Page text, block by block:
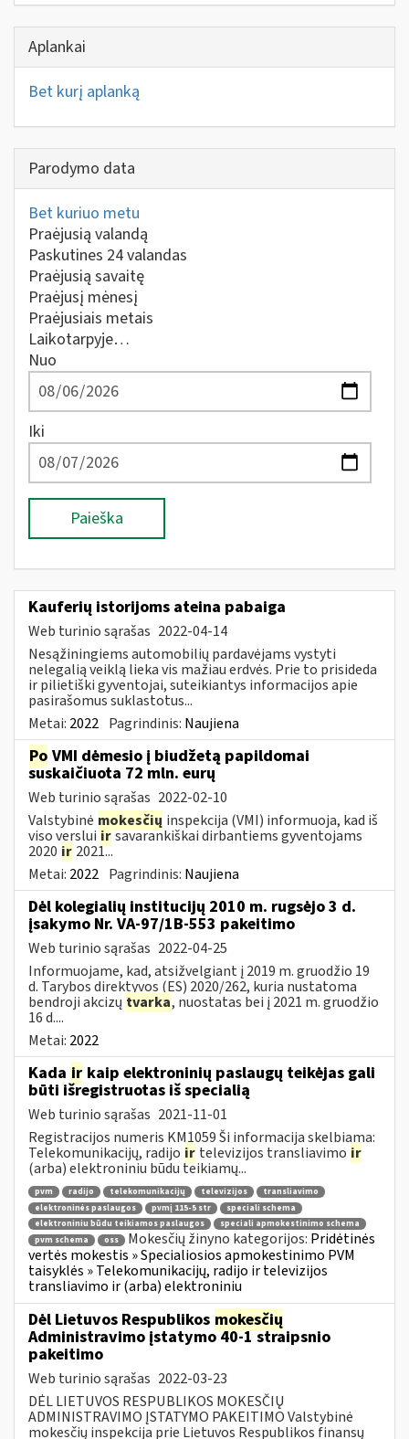
Aplankai
Bet kurį aplanką
Parodymo data
Bet kuriuo metu
Praėjusią valandą
Paskutines 24 valandas
Praėjusią savaitę
Praėjusį mėnesį
Praėjusiais metais
Laikotarpyje…
Nuo
Iki
Paieška
Kauferių istorijoms ateina pabaiga
Web turinio sąrašas 2022-04-14
Nesąžiningiems automobilių pardavėjams vystyti
nelegalią veiklą lieka vis mažiau erdvės. Prie to prisideda
ir pilietiški gyventojai, suteikiantys informacijos apie
pasirašomus suklastotus...
Metai: 2022 Pagrindinis: Naujiena
Po VMI dėmesio į biudžetą papildomai
suskaičiuota 72 mln. eurų
Web turinio sąrašas 2022-02-10
Valstybinė mokesčių inspekcija (VMI) informuoja, kad iš
viso versluiirsavarankiškai dirbantiems gyventojams
2020 ir 2021...
Metai: 2022 Pagrindinis: Naujiena
Dėl kolegialių institucijų 2010 m. rugsėjo 3 d.
įsakymo Nr. VA-97/1B-553 pakeitimo
Web turinio sąrašas 2022-04-25
Informuojame, kad, atsižvelgiant į 2019 m. gruodžio 19
d. Tarybos direktyvos (ES) 2020/262, kuria nustatoma
bendroji akcizų tvarka, nuostatas bei į 2021 m. gruodžio
16 d....
Metai: 2022
Kada ir kaip elektroninių paslaugų teikėjas gali
būti išregistruotas iš specialią
Web turinio sąrašas 2021-11-01
Registracijos numeris KM1059 Ši informacija skelbiama:
Telekomunikacijų, radijo ir televizijos transliavimo ir
(arba) elektroniniu būdu teikiamų...
pvm radijo telekomunikacijų televizijos
transliavimo
elektroninės paslaugos
pvmį 115-5 str
speciali schema
elektroniniu būdu teikiamos paslaugos
speciali apmokestinimo schema
pvm schema
oss Mokesčių žinyno kategorijos: Pridėtinės
vertės mokestis » Specialiosios apmokestinimo PVM
taisyklės » Telekomunikacijų, radijo ir televizijos
transliavimo ir (arba) elektroniniu
Dėl Lietuvos Respublikos mokesčių
Administravimo įstatymo 40-1 straipsnio
pakeitimo
Web turinio sąrašas 2022-03-23
DĖL LIETUVOS RESPUBLIKOS MOKESČIŲ
ADMINISTRAVIMO ĮSTATYMO PAKEITIMO Valstybinė
mokesčių inspekcija prie Lietuvos Respublikos finansų